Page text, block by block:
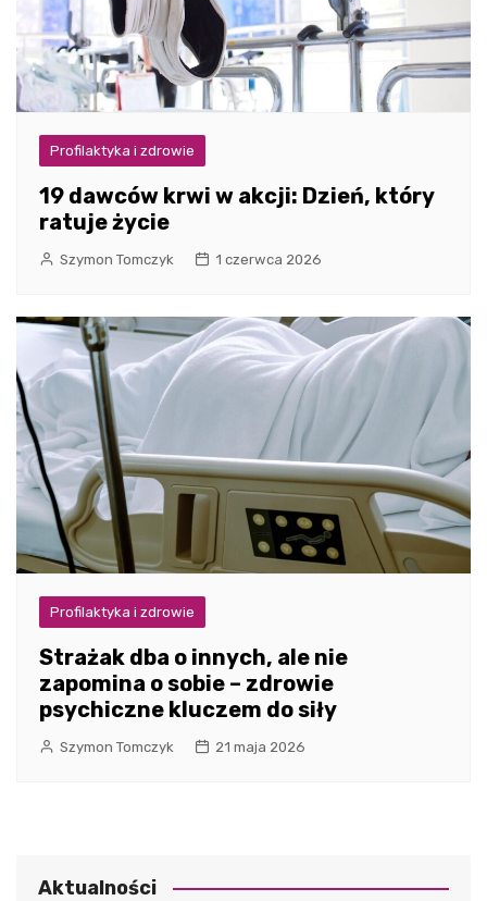
Profilaktyka i zdrowie
19 dawców krwi w akcji: Dzień, który
ratuje życie
Szymon Tomczyk 1 czerwca 2026
Profilaktyka i zdrowie
Strażak dba o innych, ale nie
zapomina o sobie – zdrowie
psychiczne kluczem do siły
Szymon Tomczyk 21 maja 2026
Aktualności